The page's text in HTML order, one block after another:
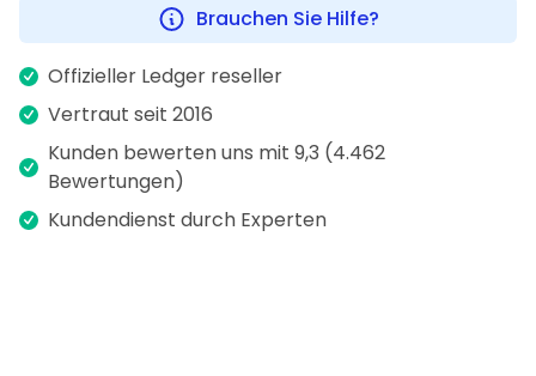
Brauchen Sie Hilfe?
Offizieller Ledger reseller
Vertraut seit 2016
Kunden bewerten uns mit 9,3 (4.462
Bewertungen)
Kundendienst durch Experten